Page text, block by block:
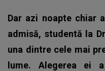
Dar azi noapte chiar
admisă, studentă la
una dintre cele mai
lume. Alegerea ei